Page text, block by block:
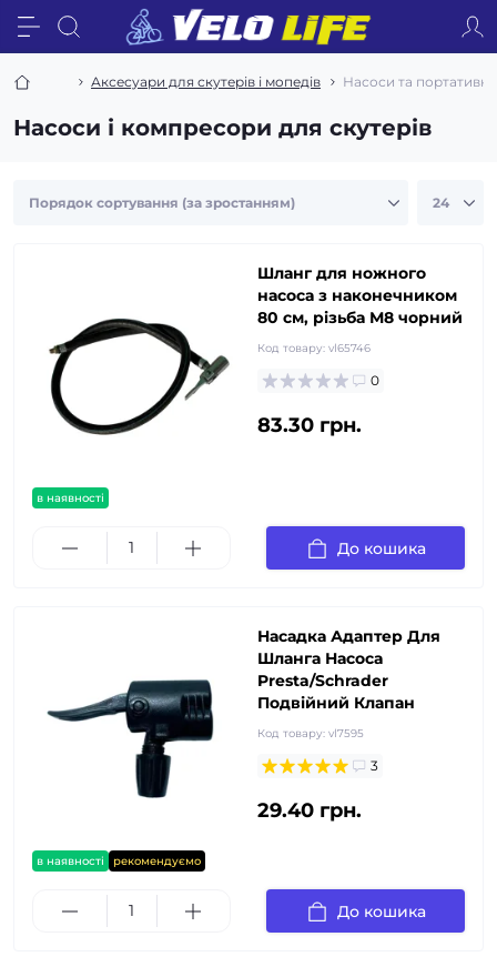
Аксесуари для скутерів і мопедів Насоси та
Насоси і компресори для скутерів
в наявності
Шланг для ножного
насоса з наконечником
80 см, різьба М8 чорний
Код товару: vl65746
0
83.30 грн.
До кошика
в наявності рекомендуємо
Насадка Адаптер Для
Шланга Насоса
Presta/Schrader
Подвійний Клапан
Код товару: vl7595
3
29.40 грн.
До кошика